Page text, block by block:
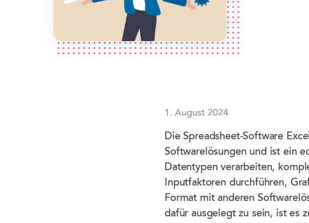
1. August 2024
Die Spreadsheet-Software
Softwarelösungen und ist ein
Datentypen verarbeiten,
Inputfaktoren durchführen,
Format mit anderen
dafür ausgelegt zu sein, ist es